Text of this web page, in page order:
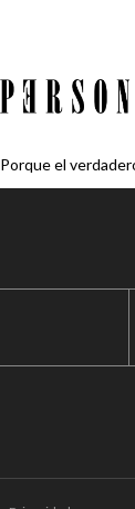
Porque el